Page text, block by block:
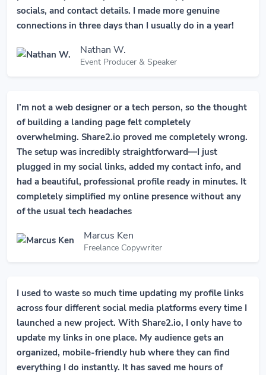
socials, and contact details. I made more genuine
connections in three days than I usually do in a year!
Nathan W.
Event Producer & Speaker
I’m not a web designer or a tech person, so the thought
of building a landing page felt completely
overwhelming. Share2.io proved me completely wrong.
The setup was incredibly straightforward—I just
plugged in my social links, added my contact info, and
had a beautiful, professional profile ready in minutes. It
completely simplified my online presence without any
of the usual tech headaches
Marcus Ken
Freelance Copywriter
I used to waste so much time updating my profile links
across four different social media platforms every time I
launched a new project. With Share2.io, I only have to
update my links in one place. My audience gets an
organized, mobile-friendly hub where they can find
everything I do instantly. It has saved me hours of